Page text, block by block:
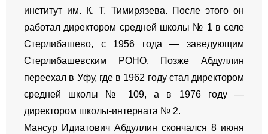
институт им. К. Т. Тимирязева. После этого он
работал директором средней школы № 1 в селе
Стерлибашево, с 1956 года — заведующим
Стерлибашевским РОНО. Позже Абдуллин
переехал в Уфу, где в 1962 году стал директором
средней школы № 109, а в 1976 году —
директором школы-интерната № 2.
Мансур Идиатович Абдуллин скончался 8 июня